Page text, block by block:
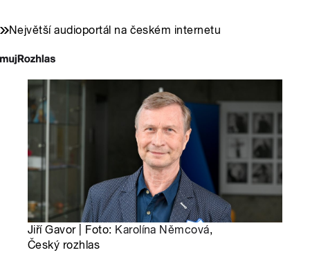
Největší audioportál na českém internetu
Jiří Gavor | Foto: Karolína Němcová,
Český rozhlas